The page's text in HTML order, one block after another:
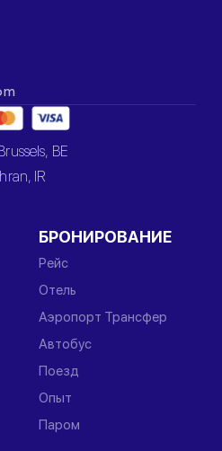
BE
IR
БРОНИРОВАНИЕ
Рейс
Отель
Аэропорт Трансфер
Автобус
Поезд
Опыт
Паром